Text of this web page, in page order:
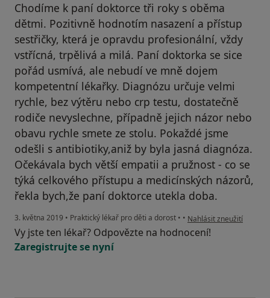
Chodíme k paní doktorce tři roky s oběma
dětmi. Pozitivně hodnotím nasazení a přístup
sestřičky, která je opravdu profesionální, vždy
vstřícná, trpělivá a milá. Paní doktorka se sice
pořád usmívá, ale nebudí ve mně dojem
kompetentní lékařky. Diagnózu určuje velmi
rychle, bez výtěru nebo crp testu, dostatečně
rodiče nevyslechne, případně jejich názor nebo
obavu rychle smete ze stolu. Pokaždé jsme
odešli s antibiotiky,aniž by byla jasná diagnóza.
Očekávala bych větší empatii a pružnost - co se
týká celkového přístupu a medicínských názorů,
řekla bych,že paní doktorce utekla doba.
3. května 2019 • Praktický lékař pro děti a dorost • • podle názoru uživatele
Nahlásit zneužití
Vy jste ten lékař? Odpovězte na hodnocení!
Zaregistrujte se nyní